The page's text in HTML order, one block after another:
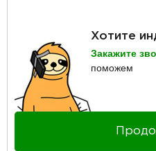
Хотите
Закажите
поможем